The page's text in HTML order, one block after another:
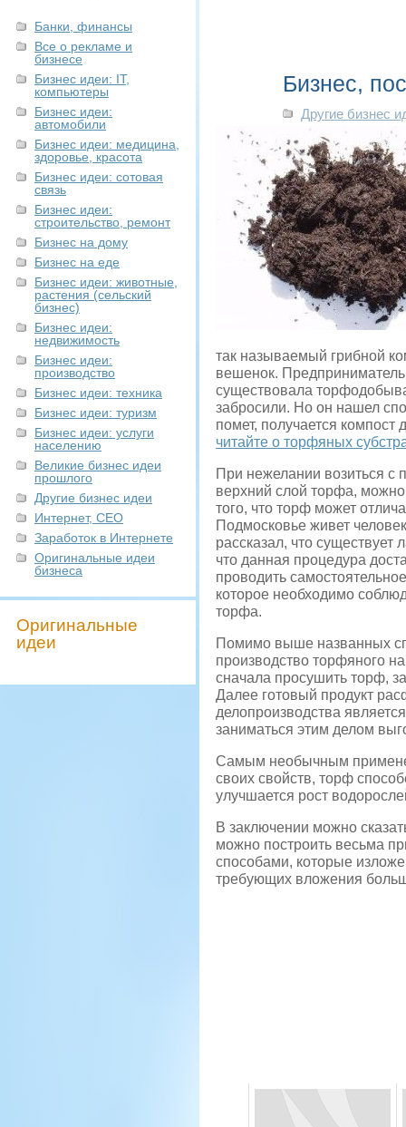
Банки, финансы
Все о рекламе и
бизнесе
Бизнес идеи: IT,
компьютеры
Бизнес идеи:
автомобили
Бизнес идеи: медицина,
здоровье, красота
Бизнес идеи: сотовая
связь
Бизнес идеи:
строительство, ремонт
Бизнес на дому
Бизнес на еде
Бизнес идеи: животные,
растения (сельский
бизнес)
Бизнес идеи:
недвижимость
Бизнес идеи:
производство
Бизнес идеи: техника
Бизнес идеи: туризм
Бизнес идеи: услуги
населению
Великие бизнес идеи
прошлого
Другие бизнес идеи
Интернет, СЕО
Заработок в Интернете
Оригинальные идеи
бизнеса
Оригинальные
идеи
Бизнес,
Другие бизнес
так называемый грибной
вешенок. Предприниматель
существовала
забросили. Но он нашел
помет, получается
читайте о торфяных
При нежелании возиться с
верхний слой торфа, можно
того, что торф может
Подмосковье живет
рассказал, что
что данная процедура
проводить
которое необходимо
торфа.
Помимо выше названных
производство торфяного
сначала просушить торф,
Далее готовый продукт
делопроизводства
заниматься этим делом
Самым необычным
своих свойств, торф
улучшается рост
В заключении можно
можно построить весьма
способами, которые
требующих вложения